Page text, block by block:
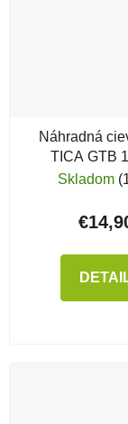
Náhradná
TICA GTB
Skladom